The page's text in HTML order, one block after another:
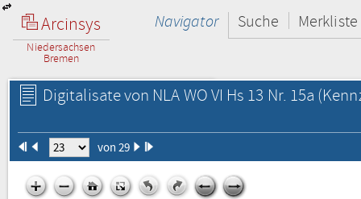
Arcinsys
Niedersachsen
Bremen
Navigator Suche Merkliste
Digitalisate von NLA WO VI Hs 13 Nr. 15a
von 29